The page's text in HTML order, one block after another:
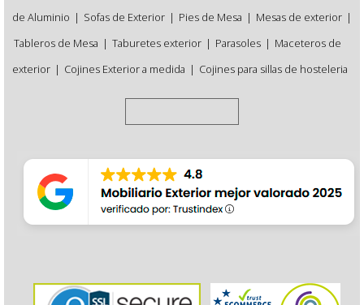
de Aluminio | Sofas de Exterior | Pies de Mesa | Mesas de exterior |
Tableros de Mesa | Taburetes exterior | Parasoles | Maceteros de
exterior | Cojines Exterior a medida | Cojines para sillas de hosteleria